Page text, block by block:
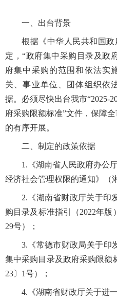
一、出台背景
根据《中华人民共和国
定，“政府集中采购目录及政
府集中采购的范围和依法实
关、事业单位、团体组织依
据。必须尽快出台我市“2025-
府采购限额标准”文件，保障
的有序开展。
二、制定的政策依据
1.《湖南省人民政府办公
经济社会管理权限的通知》（
2.《湖南省财政厅关于印
购目录及标准指引（2022年版
29号）；
3.《常德市财政局关于印
集中采购目录及政府采购限额
23〕1号）；
4.《湖南省财政厅关于进